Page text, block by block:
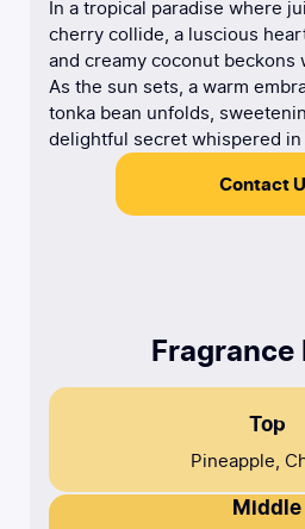
In a tropical paradise where
cherry collide, a luscious
and creamy coconut beckons
As the sun sets, a warm
tonka bean unfolds,
delightful secret whispered in
Contact
Fragrance
Top
Pineapple,
Middle